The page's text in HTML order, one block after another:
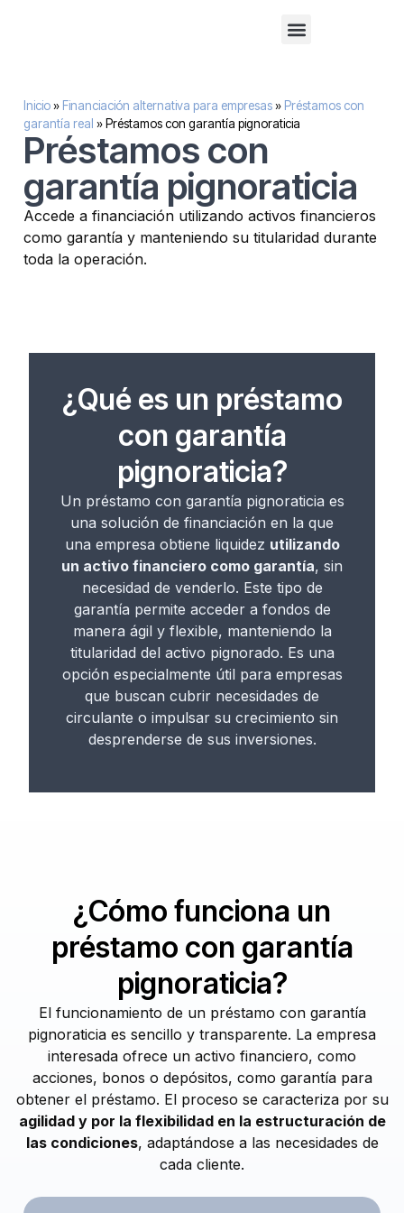
Inicio» Financiación alternativa para empresas» Préstamos con
garantía real » Préstamos con garantía pignoraticia
Préstamos con
garantía pignoraticia
Accede a financiación utilizando activos financieros
como garantía y manteniendo su titularidad durante
toda la operación.
¿Qué es un préstamo
con garantía
pignoraticia?
Un préstamo con garantía pignoraticia es
una solución de financiación en la que
una empresa obtiene liquidez utilizando
un activo financiero como garantía, sin
necesidad de venderlo. Este tipo de
garantía permite acceder a fondos de
manera ágil y flexible, manteniendo la
titularidad del activo pignorado. Es una
opción especialmente útil para empresas
que buscan cubrir necesidades de
circulante o impulsar su crecimiento sin
desprenderse de sus inversiones.
¿Cómo funciona un
préstamo con garantía
pignoraticia?
El funcionamiento de un préstamo con garantía
pignoraticia es sencillo y transparente. La empresa
interesada ofrece un activo financiero, como
acciones, bonos o depósitos, como garantía para
obtener el préstamo. El proceso se caracteriza por su
agilidad y por la flexibilidad en la estructuración de
las condiciones, adaptándose a las necesidades de
cada cliente.